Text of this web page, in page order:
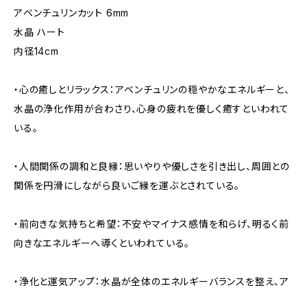
アベンチュリンカット 6mm
水晶 ハート
内径14cm
・心の癒しとリラックス：アベンチュリンの穏やかなエネルギーと、
水晶の浄化作用が合わさり、心身の疲れを優しく癒すといわれて
いる。
・人間関係の調和と良縁：思いやりや優しさを引き出し、周囲との
関係を円滑にしながら良いご縁を運ぶとされている。
・前向きな気持ちと希望：不安やマイナス感情を和らげ、明るく前
向きなエネルギーへ導くといわれている。
・浄化と運気アップ：水晶が全体のエネルギーバランスを整え、ア